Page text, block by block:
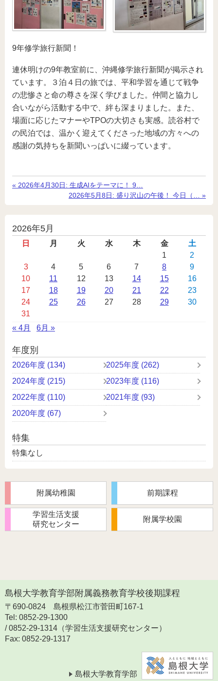
9年修学旅行新聞！
連休明けの9年教室前に、沖縄修学旅行新聞が掲示され
ています。３泊４日の旅では、平和学習を通じて戦争
の悲惨さと命の尊さを深く学びました。仲間と協力し
合いながら活動する中で、絆も深まりました。また、
場面に応じたマナーやTPOの大切さも実感。読谷村で
の民泊では、温かく迎えてくださった地域の方々への
感謝の気持ちを新聞いっぱいに綴っています。
« 前
2026年4月30日: 生成AIをテーマに！ 9…
次
2026年5月8日: 盛り沢山の午後！ 今日（… »
投
2026年5月
日 月 火 水 木 金
土
1
2
3
4 5 6 7 8
9
10
11 12 13 14 15
16
17
18 19 20 21 22
23
24
25 26 27 28 29
30
31
« 4月
6月 »
年度別
2026年度 (134)
2025年度 (262)
2024年度 (215)
2023年度 (116)
2022年度 (110)
2021年度 (93)
2020年度 (67)
特集
特集なし
附属幼稚園 前期課程
学習生活支援
研究センター
附属学校園
島根大学教育学部附属義務教育学校後期課程
〒690-0824
島根県松江市菅田町167-1
Tel: 0852-29-1300
/ 0852-29-1314（学習生活支援研究センター）
Fax: 0852-29-1317
島根大学教育学部